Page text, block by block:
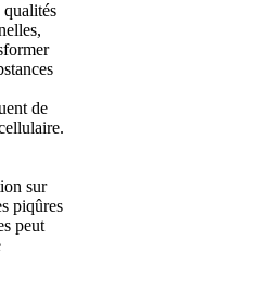
qualités
de
sur
piqûres
peut